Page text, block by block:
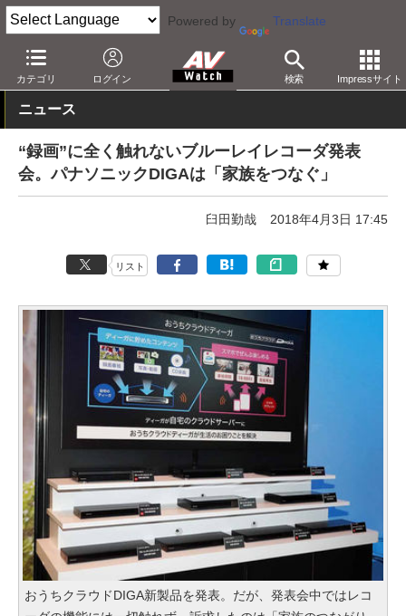
Powered by Translate
カテゴリ ログイン 検索 Impressサイト
AV Watch 製品 レコーダ パナソニック
ニュース
“録画”に全く触れないブルーレイレコーダ発表
会。パナソニックDIGAは「家族をつなぐ」
臼田勤哉 2018年4月3日 17:45
リスト
おうちクラウドDIGA新製品を発表。だが、発表会中ではレコ